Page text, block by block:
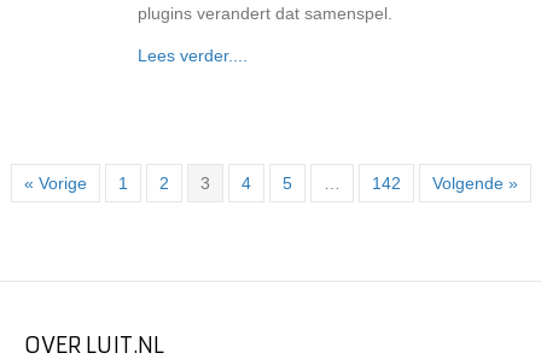
plugins verandert dat samenspel.
Lees verder....
« Vorige 1 2 3 4 5 142 Volgende »
OVER LUIT.NL